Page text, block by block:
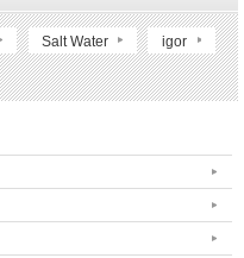
Salt Water igor